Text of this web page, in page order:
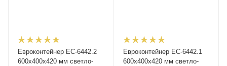
Евроконтейнер ЕС-6442.2
600х400х420 мм светло-
Евроконтейнер ЕС-6442.1
600х400х420 мм светло-